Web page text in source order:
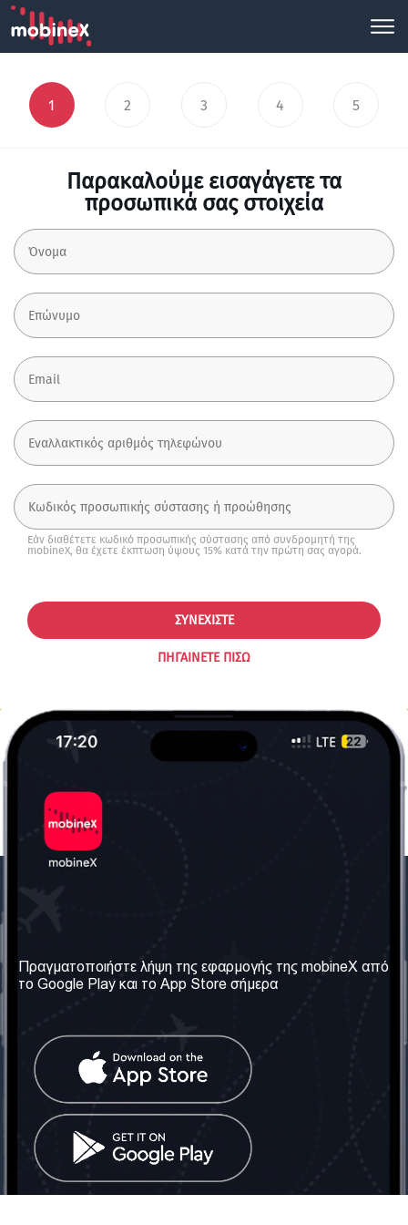
1 2 3 4 5
Παρακαλούμε εισαγάγετε τα
προσωπικά σας στοιχεία
Εάν διαθέτετε κωδικό προσωπικής σύστασης από συνδρομητή της
mobineX, θα έχετε έκπτωση ύψους 15% κατά την πρώτη σας αγορά.
ΠΗΓΑΊΝΕΤΕ ΠΊΣΩ
ΣΥΝΕΧΊΣΤΕ
Σχετικά με εμάς
Οι Υπηρεσίες μας
Όροι & Προϋποθέσεις
Πολιτική Απορρήτου
Επικοινωνήστε μαζί μας
Ηνωμένο Βασίλειο: Λονδίνο
Τηλ: +442030340050
info@mobinex.com
Επικοινωνήστε μαζί μας
Κοινωνικά Δίκτυα
Πραγματοποιήστε λήψη της εφαρμογής της mobineX από
το Google Play και το App Store σήμερα